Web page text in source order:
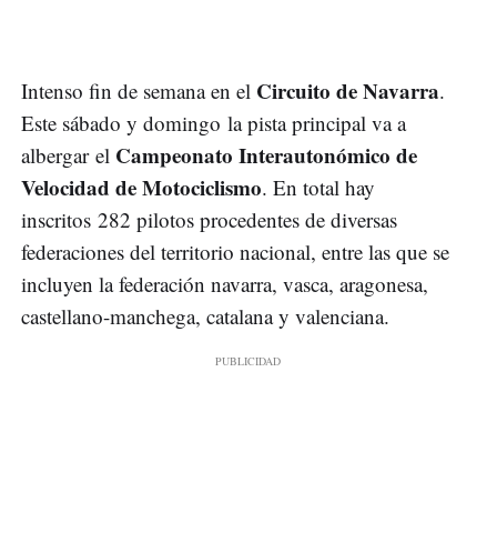
Intenso fin de semana en el Circuito de Navarra.
Este sábado y domingo la pista principal va a
albergar el Campeonato Interautonómico de
Velocidad de Motociclismo. En total hay
inscritos 282 pilotos procedentes de diversas
federaciones del territorio nacional, entre las que se
incluyen la federación navarra, vasca, aragonesa,
castellano-manchega, catalana y valenciana.